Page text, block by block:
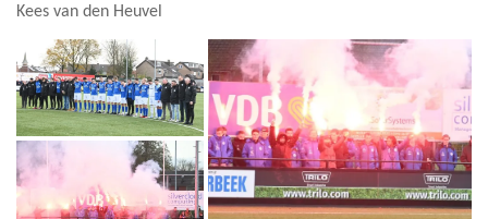
Kees van den Heuvel